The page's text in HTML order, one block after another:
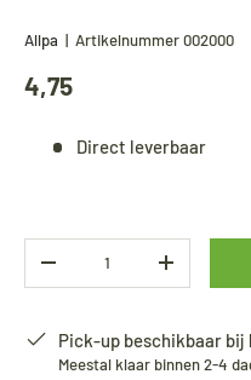
Allpa | Artikelnummer002000
4,75
Direct leverbaar
-
+
Pick-up beschikbaar bij
Meestal klaar binnen 2-4